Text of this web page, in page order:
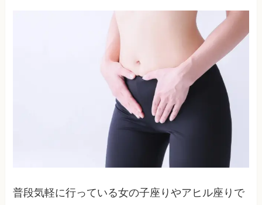
普段気軽に行っている女の子座りやアヒル座りで